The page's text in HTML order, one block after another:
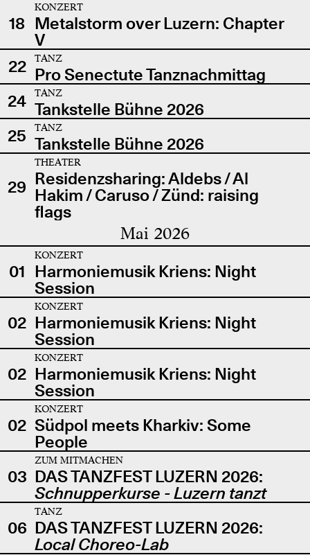
18
KONZERT
Metalstorm over Luzern: Chapter
V
22
TANZ
Pro Senectute Tanznachmittag
24
TANZ
Tankstelle Bühne 2026
25
TANZ
Tankstelle Bühne 2026
29
THEATER
Residenzsharing: Aldebs / Al
Hakim / Caruso / Zünd: raising
flags
Mai 2026
01
KONZERT
Harmoniemusik Kriens: Night
Session
02
KONZERT
Harmoniemusik Kriens: Night
Session
02
KONZERT
Harmoniemusik Kriens: Night
Session
02
KONZERT
Südpol meets Kharkiv: Some
People
03
ZUM MITMACHEN
DAS TANZFEST LUZERN 2026:
Schnupperkurse - Luzern tanzt
06
TANZ
DAS TANZFEST LUZERN 2026:
Local Choreo-Lab